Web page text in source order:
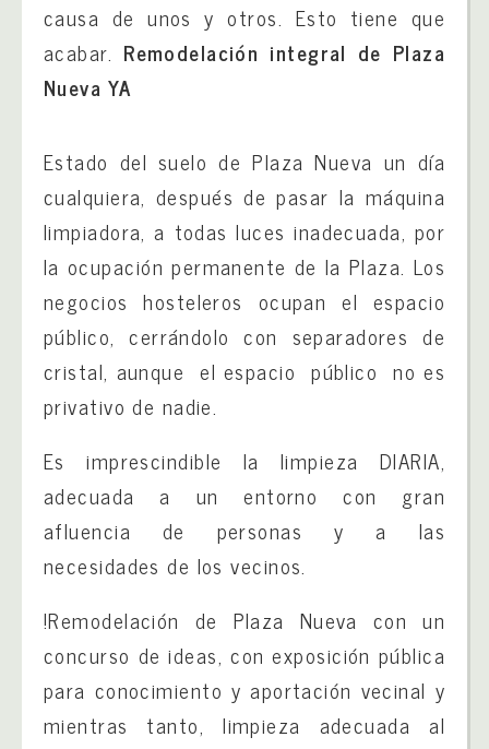
causa de unos y otros. Esto tiene que
acabar. Remodelación integral de Plaza
Nueva YA
Estado del suelo de Plaza Nueva un día
cualquiera, después de pasar la máquina
limpiadora, a todas luces inadecuada, por
la ocupación permanente de la Plaza. Los
negocios hosteleros ocupan el espacio
público, cerrándolo con separadores de
cristal, aunque el espacio público no es
privativo de nadie.
Es imprescindible la limpieza DIARIA,
adecuada a un entorno con gran
afluencia de personas y a las
necesidades de los vecinos.
!Remodelación de Plaza Nueva con un
concurso de ideas, con exposición pública
para conocimiento y aportación vecinal y
mientras tanto, limpieza adecuada al